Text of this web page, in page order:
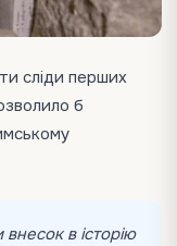
сліди перших
б
в історію